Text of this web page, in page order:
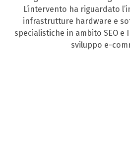
L’intervento ha riguardato
infrastrutture hardware e
specialistiche in ambito SEO e
sviluppo e-